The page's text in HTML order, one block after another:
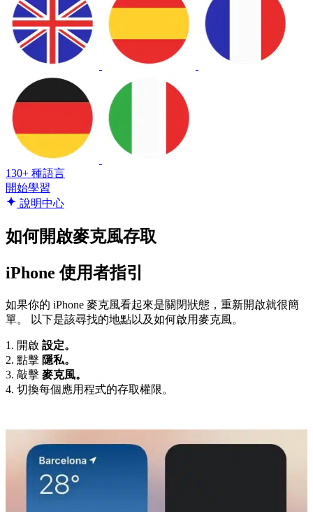
130+ 種語言
開始學習
說明中心
如何開啟麥克風存取
iPhone 使用者指引
如果你的 iPhone 麥克風看起來是關閉狀態，重新開啟就很簡
單。 以下是該尋找的地點以及如何啟用麥克風。
1. 開啟 設定。
2. 點擊 隱私。
3. 敲擊 麥克風。
4. 切換每個應用程式的存取權限。